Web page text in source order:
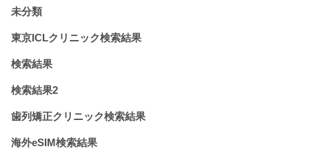
未分類
東京ICLクリニック検索結果
検索結果
検索結果2
歯列矯正クリニック検索結果
海外eSIM検索結果